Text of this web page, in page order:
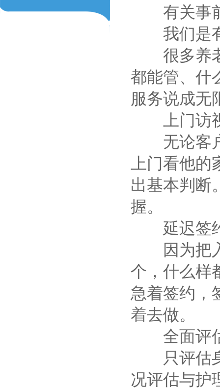
有关事前
我们是有
很多养老
都能管、什
服务说成无
上门访
无论客户
上门看他
出基本判断
握。
延迟签
因为把入
个，什么样
急着签约，
着去做。
全面评
只评估身
况评估与护